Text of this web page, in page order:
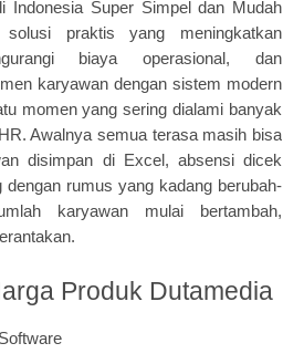
Indonesia Super Simpel dan Mudah
solusi praktis yang meningkatkan
biaya operasional, dan
karyawan dengan sistem modern
momen yang sering dialami banyak
Awalnya semua terasa masih bisa
disimpan di Excel, absensi dicek
dengan rumus yang kadang berubah-
karyawan mulai bertambah,
Produk Dutamedia